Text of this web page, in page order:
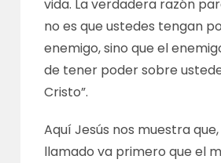
vida. La verdadera razón
no es que ustedes tengan
enemigo, sino que el
de tener poder sobre
Cristo”.
Aquí Jesús nos muestra
llamado va primero que el